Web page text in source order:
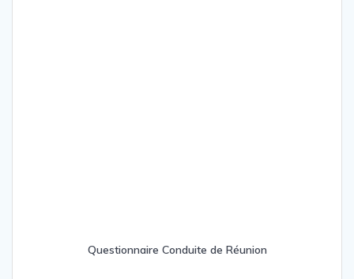
Questionnaire Conduite de Réunion